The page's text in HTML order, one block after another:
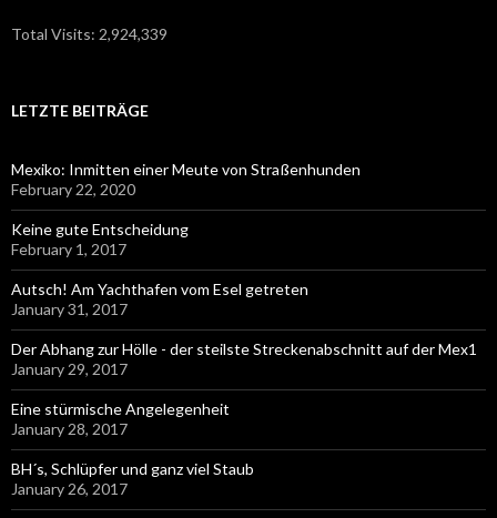
Total Visits: 2,924,339
LETZTE BEITRÄGE
Mexiko: Inmitten einer Meute von Straßenhunden
February 22, 2020
Keine gute Entscheidung
February 1, 2017
Autsch! Am Yachthafen vom Esel getreten
January 31, 2017
Der Abhang zur Hölle - der steilste Streckenabschnitt auf der Mex1
January 29, 2017
Eine stürmische Angelegenheit
January 28, 2017
BH´s, Schlüpfer und ganz viel Staub
January 26, 2017